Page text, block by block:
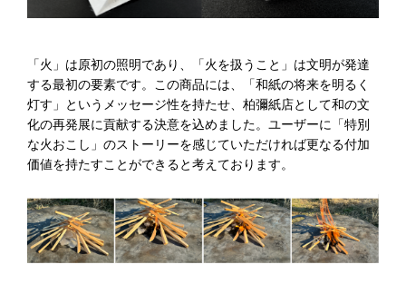
「火」は原初の照明であり、「火を扱うこと」は文明が発達
する最初の要素です。この商品には、「和紙の将来を明るく
灯す」というメッセージ性を持たせ、柏彌紙店として和の文
化の再発展に貢献する決意を込めました。ユーザーに「特別
な火おこし」のストーリーを感じていただければ更なる付加
価値を持たすことができると考えております。